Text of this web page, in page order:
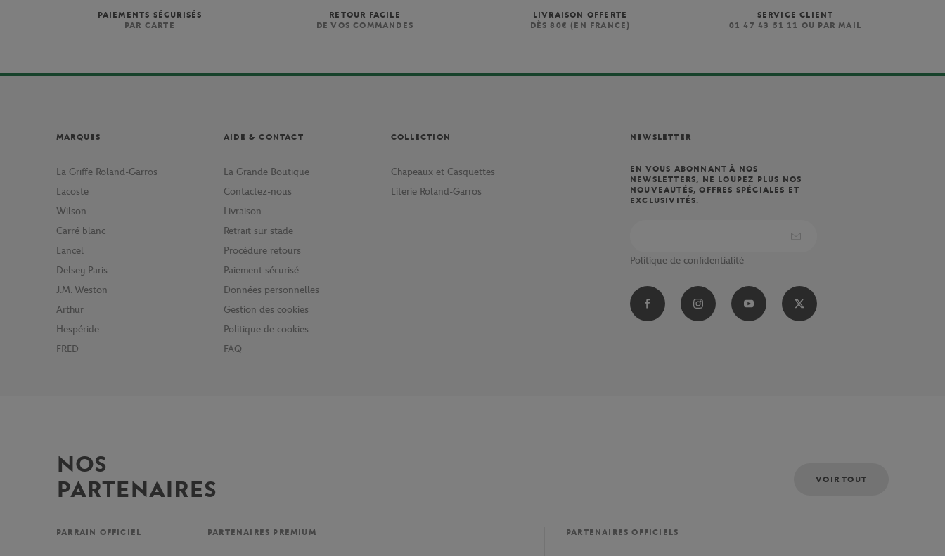
PAIEMENTS SÉCURISÉS
PAR CARTE
RETOUR FACILE
DE VOS COMMANDES
LIVRAISON OFFERTE
DÈS 80€ (EN FRANCE)
SERVICE CLIENT
01 47 43 51 11 OU PAR MAIL
NEWSLETTER
EN VOUS ABONNANT À NOS
NEWSLETTERS, NE LOUPEZ PLUS NOS
NOUVEAUTÉS, OFFRES SPÉCIALES ET
EXCLUSIVITÉS.
Politique de confidentialité
MARQUES
La Griffe Roland-Garros
Lacoste
Wilson
Carré blanc
Lancel
Delsey Paris
J.M. Weston
Arthur
Hespéride
FRED
AIDE & CONTACT
La Grande Boutique
Contactez-nous
Livraison
Retrait sur stade
Procédure retours
Paiement sécurisé
Données personnelles
Gestion des cookies
Politique de cookies
FAQ
COLLECTION
Chapeaux et Casquettes
Literie Roland-Garros
NOS
PARTENAIRES
VOIR TOUT
PARRAIN OFFICIEL PARTENAIRES PREMIUM PARTENAIRES OFFICIELS